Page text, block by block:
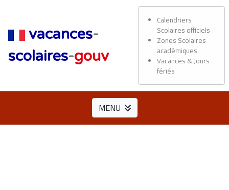
vacances-
scolaires-gouv
Calendriers
Scolaires officiels
Zones Scolaires
académiques
Vacances & Jours
fériés
MENU